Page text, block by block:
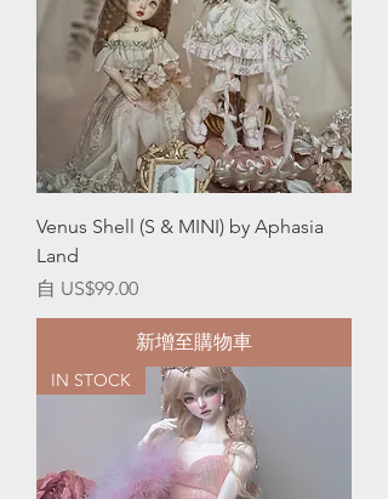
Venus Shell (S & MINI) by Aphasia
Land
自 US$99.00
促銷價格
新增至購物車
IN STOCK